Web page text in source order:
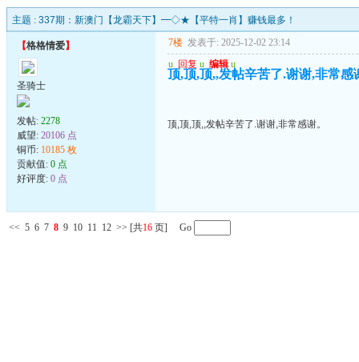
主题 : 337期：新澳门【龙霸天下】━◇★【平特一肖】赚钱最多！
【格格情爱】
圣骑士
发帖: 2278
威望: 20106 点
铜币: 10185 枚
贡献值: 0 点
好评度: 0 点
7楼 发表于: 2025-12-02 23:14
u 回复 u 编辑 u
顶,顶,顶,,发帖辛苦了.谢谢,非常感
顶,顶,顶,,发帖辛苦了.谢谢,非常感谢。
<< 5 6 7 8 9 10 11 12 >> [共16 页] Go